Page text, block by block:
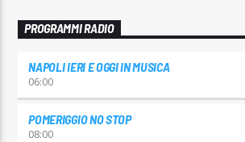
PROGRAMMI RADIO
NAPOLI IERI E OGGI IN MUSICA
06:00
POMERIGGIO NO STOP
08:00